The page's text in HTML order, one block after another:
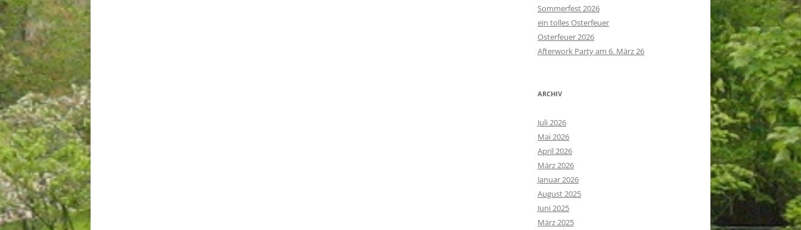
Sommerfest 2026
ein tolles Osterfeuer
Osterfeuer 2026
Afterwork Party am 6. März 26
ARCHIV
Juli 2026
Mai 2026
April 2026
März 2026
Januar 2026
August 2025
Juni 2025
März 2025